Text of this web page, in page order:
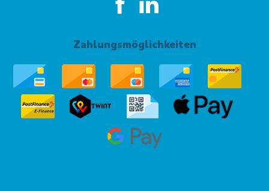
Zahlungsmöglichkeiten